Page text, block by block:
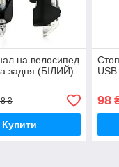
на велосипед
задня (БІЛИЙ)
₴
Купити
98